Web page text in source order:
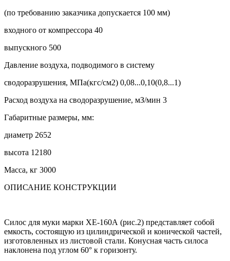
(по требованию заказчика допускается 100 мм)
входного от компрессора 40
выпускного 500
Давление воздуха, подводимого в систему
сводоразрушения, МПа(кгс/см2) 0,08...0,10(0,8...1)
Расход воздуха на сводоразрушение, мЗ/мин 3
Габаритные размеры, мм:
диаметр 2652
высота 12180
Масса, кг 3000
ОПИСАНИЕ КОНСТРУКЦИИ
Силос для муки марки ХЕ-160А (рис.2) представляет собой
емкость, состоящую из цилиндрической и конической частей,
изготовленных из листовой стали. Конусная часть силоса
наклонена под углом 60° к горизонту.